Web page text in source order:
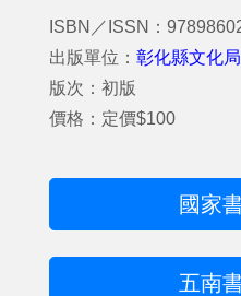
ISBN／ISSN：
出版單位： 彰化縣文化局
版次：初版
價格：定價$100
國家
五南